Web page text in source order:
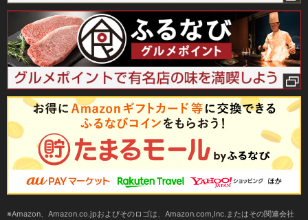
Amazon、Amazon.co.jpおよびそのロゴは、Amazon.com,Inc.またはその関連会社